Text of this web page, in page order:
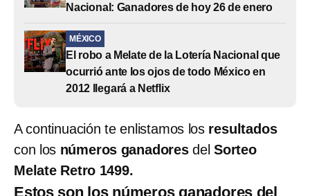
Nacional: Ganadores de hoy 26 de enero
MÉXICO
El robo a Melate de la Lotería Nacional que
ocurrió ante los ojos de todo México en
2012 llegará a Netflix
A continuación te enlistamos los resultados
con los números ganadoresdelSorteo
Melate Retro 1499.
Estos son los números ganadores del